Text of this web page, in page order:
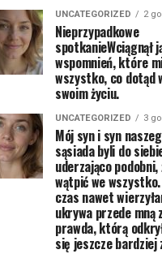
UNCATEGORIZED 2
Nieprzypadkowe
spotkanieWciągnął
wspomnień, które
wszystko, co dotąd
swoim życiu.
UNCATEGORIZED 3
Mój syn i syn
sąsiada byli do
uderzająco podobni,
wątpić we
czas nawet
ukrywa przede mną
prawda, którą
się jeszcze bardziej